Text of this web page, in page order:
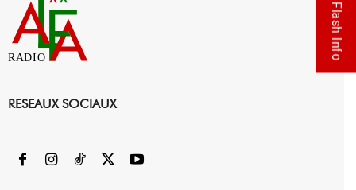
RADIO
RESEAUX SOCIAUX
Flash Info